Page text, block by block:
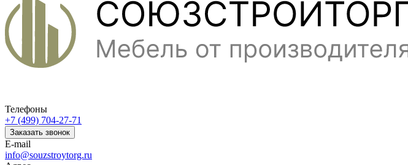
Телефоны
+7 (499) 704-27-71
Заказать звонок
E-mail
info@souzstroytorg.ru